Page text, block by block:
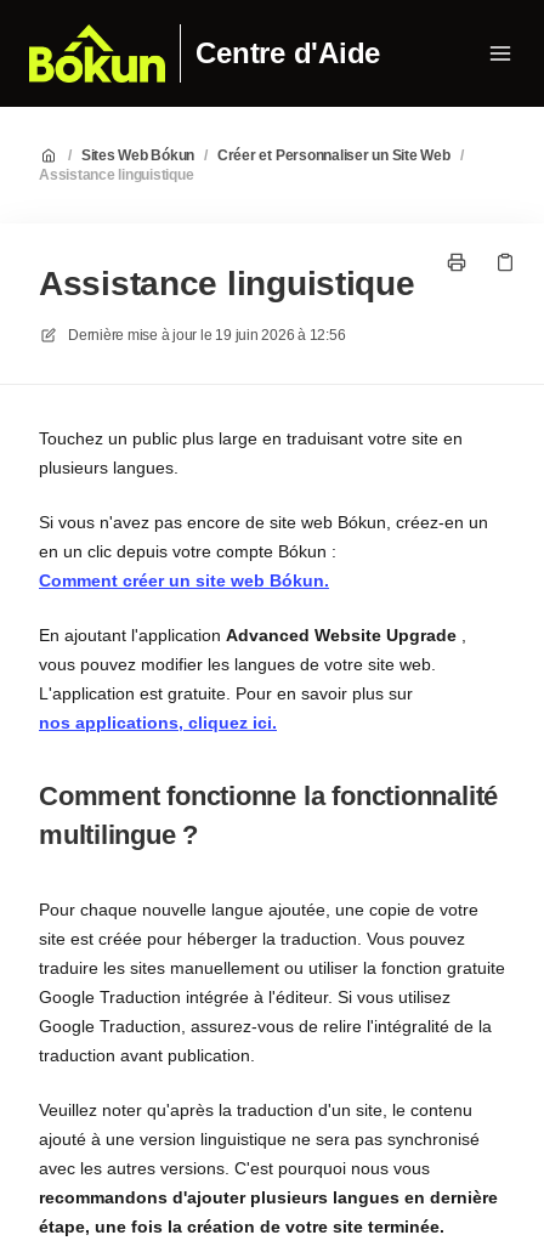
Centre d'Aide
/ Sites Web Bókun / Créer et Personnaliser un Site Web /
Assistance linguistique
Assistance linguistique
Dernière mise à jour le 19 juin 2026 à 12:56
Touchez un public plus large en traduisant votre site en
plusieurs langues.
Si vous n'avez pas encore de site web Bókun, créez-en un
en un clic depuis votre compte Bókun :
Comment créer un site web Bókun.
En ajoutant l'application Advanced Website Upgrade
vous pouvez modifier les langues de votre site web.
L'application est gratuite. Pour en savoir plus sur
nos applications, cliquez ici.
Comment fonctionne la fonctionnalité
multilingue ?
Pour chaque nouvelle langue ajoutée, une copie de votre
site est créée pour héberger la traduction. Vous pouvez
traduire les sites manuellement ou utiliser la fonction gratuite
Google Traduction intégrée à l'éditeur. Si vous utilisez
Google Traduction, assurez-vous de relire l'intégralité de la
traduction avant publication.
Veuillez noter qu'après la traduction d'un site, le contenu
ajouté à une version linguistique ne sera pas synchronisé
avec les autres versions. C'est pourquoi nous vous
recommandons d'ajouter plusieurs langues en dernière
étape, une fois la création de votre site terminée.